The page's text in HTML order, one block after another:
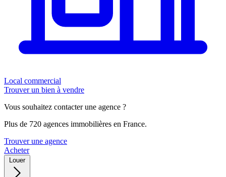
Local commercial
Trouver un bien à vendre
Vous souhaitez contacter une agence ?
Plus de 720 agences immobilières en France.
Trouver une agence
Acheter
Louer